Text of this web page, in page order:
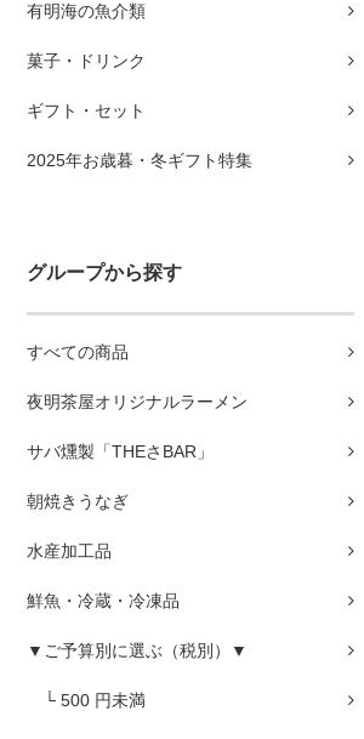
有明海の魚介類
菓子・ドリンク
ギフト・セット
2025年お歳暮・冬ギフト特集
グループから探す
すべての商品
夜明茶屋オリジナルラーメン
サバ燻製「THEさBAR」
朝焼きうなぎ
水産加工品
鮮魚・冷蔵・冷凍品
▼ご予算別に選ぶ（税別）▼
└ 500 円未満